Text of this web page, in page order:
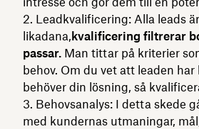
Leadkvalificering: Alla leads
likadana,kvalificering filtrerar
passar. Man tittar på kriterier
behov. Om du vet att leaden
behöver din lösning, så
Behovsanalys: I detta skede
med kundernas utmaningar,